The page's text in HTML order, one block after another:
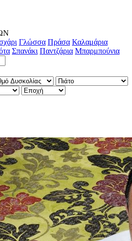
Γλώσσα Πράσα Καλαμάρια
Σπανάκι Παντζάρια Μπαρμπούνια